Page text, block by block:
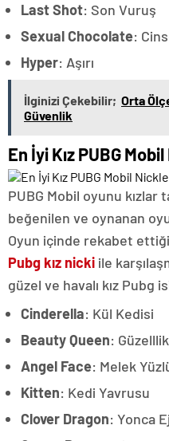
Last Shot: Son Vuruş
Sexual Chocolate:
Hyper: Aşırı
İlginizi Çekebilir; Orta
Güvenlik
En İyi Kız PUBG
PUBG Mobil oyunu kızlar
beğenilen ve oynanan
Oyun içinde rekabet
Pubg kız nicki ile
güzel ve havalı kız Pubg
Cinderella: Kül Kedisi
Beauty Queen:
Angel Face: Melek
Kitten: Kedi Yavrusu
Clover Dragon: Yonca